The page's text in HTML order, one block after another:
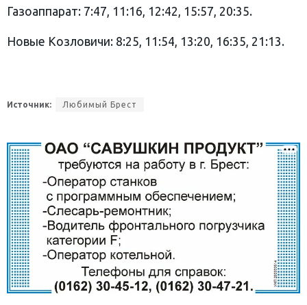
Газоаппарат: 7:47, 11:16, 12:42, 15:57, 20:35.
Новые Козловичи: 8:25, 11:54, 13:20, 16:35, 21:13.
Источник: Любимый Брест